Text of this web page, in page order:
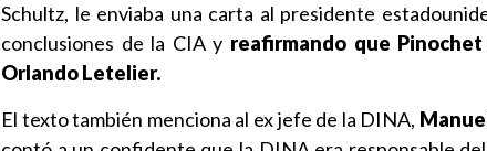
Schultz, le enviaba una carta al presidente
conclusiones de la CIA y reafirmando que
Orlando Letelier.
El texto también menciona al ex jefe de la DINA,